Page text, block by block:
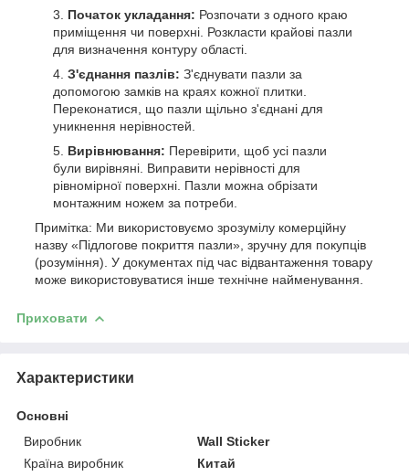
Початок укладання: Розпочати з одного краю
приміщення чи поверхні. Розкласти крайові пазли
для визначення контуру області.
З'єднання пазлів: З'єднувати пазли за
допомогою замків на краях кожної плитки.
Переконатися, що пазли щільно з'єднані для
уникнення нерівностей.
Вирівнювання: Перевірити, щоб усі пазли
були вирівняні. Виправити нерівності для
рівномірної поверхні. Пазли можна обрізати
монтажним ножем за потреби.
Примітка: Ми використовуємо зрозумілу комерційну
назву «Підлогове покриття пазли», зручну для покупців
(розуміння). У документах під час відвантаження товару
може використовуватися інше технічне найменування.
Приховати
Характеристики
Основні
Виробник
Wall Sticker
Країна виробник
Китай